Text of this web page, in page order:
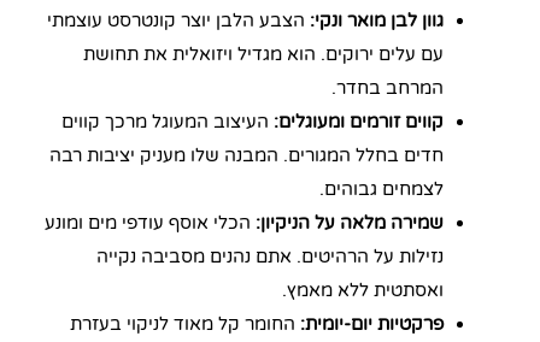
גוון לבן מואר ונקי: הצבע הלבן יוצר קונטרסט עוצמתי
עם עלים ירוקים. הוא מגדיל ויזואלית את תחושת
המרחב בחדר.
קווים זורמים ומעוגלים: העיצוב המעוגל מרכך קווים
חדים בחלל המגורים. המבנה שלו מעניק יציבות רבה
לצמחים גבוהים.
שמירה מלאה על הניקיון: הכלי אוסף עודפי מים ומונע
נזילות על הרהיטים. אתם נהנים מסביבה נקייה
ואסתטית ללא מאמץ.
פרקטיות יום-יומית: החומר קל מאוד לניקוי בעזרת